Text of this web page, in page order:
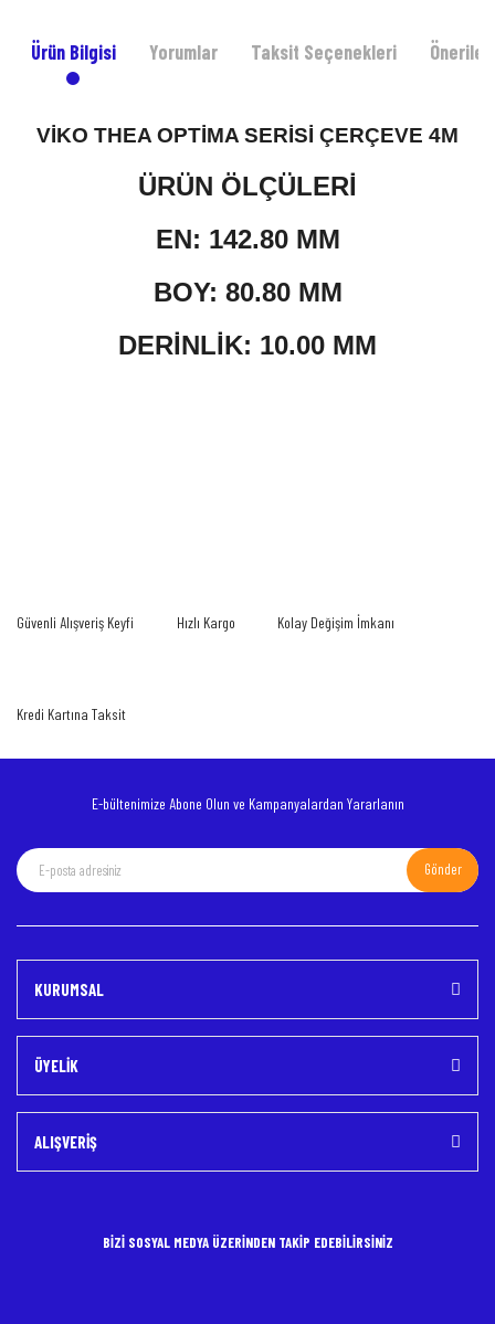
Ürün Bilgisi Yorumlar Taksit Seçenekleri
VİKO THEA OPTİMA SERİSİ ÇERÇEVE 4M
ÜRÜN ÖLÇÜLERİ
EN: 142.80 MM
BOY: 80.80 MM
DERİNLİK: 10.00 MM
Ürün açıklamasında eksik bilgiler bulunuyor.
Güvenli Alışveriş Keyfi Hızlı Kargo Kolay Değişim İmkanı
Kredi Kartına Taksit
E-bültenimize Abone Olun ve Kampanyalardan Yararlanın
Gönder
KURUMSAL
ÜYELİK
ALIŞVERİŞ
BİZİ SOSYAL MEDYA ÜZERİNDEN TAKİP EDEBİLİRSİNİZ